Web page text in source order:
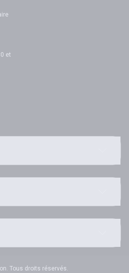
et
Tous droits réservés.